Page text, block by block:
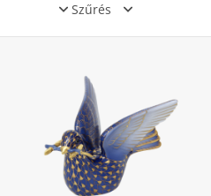
Szűrés